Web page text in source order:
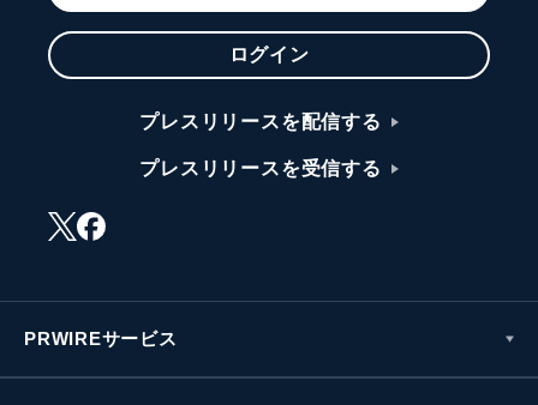
ログイン
プレスリリースを配信する
プレスリリースを受信する
PRWIREサービス